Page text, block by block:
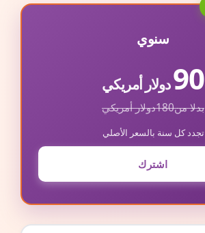
سنوي
90دولار أمريكي
بدلا من180دولار أمريكي
تجدد كل سنة بالسعر الأصلي
اشترك